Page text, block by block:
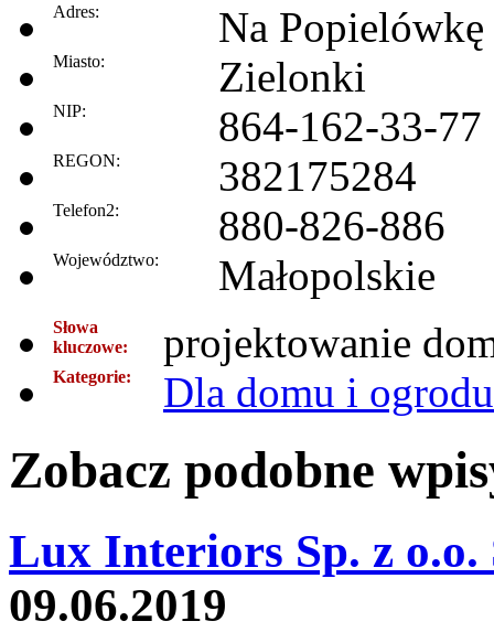
Adres: Na
Miasto: Zielonki
NIP: 864-162-33-77
REGON: 382175284
Telefon2: 880-826-886
Województwo: Małopolskie
Słowa
kluczowe:
projektowanie
Kategorie: Dla domu i ogrodu
Zobacz podobne
Lux Interiors Sp. z o.o.
09.06.2019